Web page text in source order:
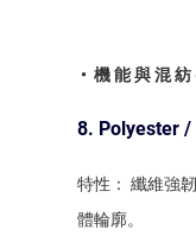
• 機 能 與 混
8. Polyester /
特性： 纖維強
體輪廓。